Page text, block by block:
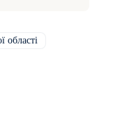
області